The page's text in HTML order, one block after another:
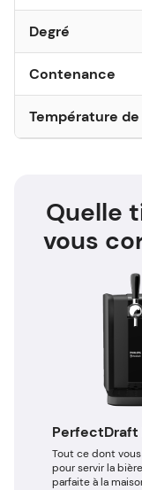
Degré
Contenance
Température
Quelle
vous
PerfectDraft
Tout ce dont
pour servir la
parfaite à la